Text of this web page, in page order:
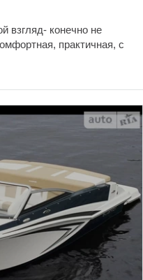
взгляд- конечно не
практичная, с
так и за его
Расход топлива на
устраивал,(смешанный
если нормально
у тебя не
Доволен полностью
практичную, машину!